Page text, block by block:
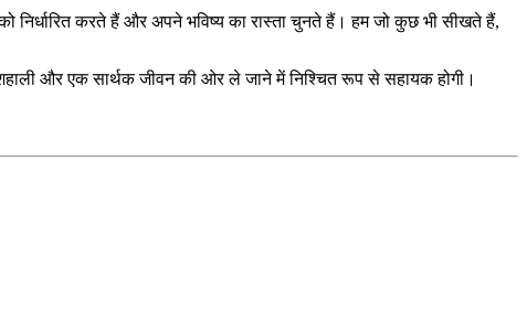
निर्धारित करते हैं और अपने भविष्य का रास्ता चुनते हैं। हम जो कुछ भी सीखते हैं,
और एक सार्थक जीवन की ओर ले जाने में निश्चित रूप से सहायक होगी।